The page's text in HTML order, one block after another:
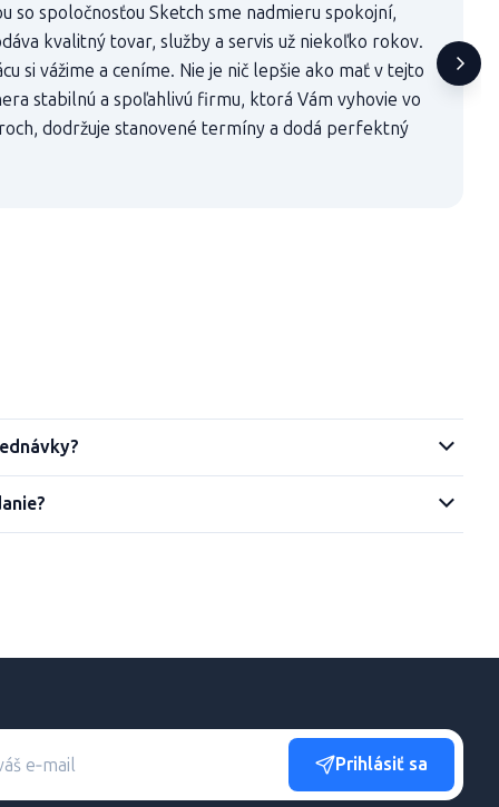
so spoločnosťou Sketch sme nadmieru spokojní,
kvalitný tovar, služby a servis už niekoľko rokov.
si vážime a ceníme. Nie je nič lepšie ako mať v tejto
stabilnú a spoľahlivú firmu, ktorá Vám vyhovie vo
dodržuje stanovené termíny a dodá perfektný
Prihlásiť sa